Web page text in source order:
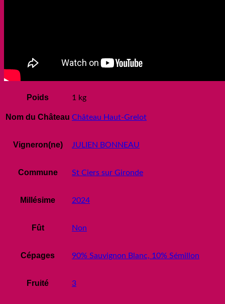
Poids 1 kg
Nom du Château Château Haut-Grelot
Vigneron(ne) JULIEN BONNEAU
Commune St Ciers sur Gironde
Millésime 2024
Fût Non
Cépages 90% Sauvignon Blanc, 10% Sémillon
Fruité 3